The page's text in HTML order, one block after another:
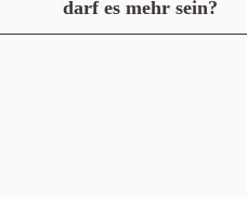
darf es mehr sein?